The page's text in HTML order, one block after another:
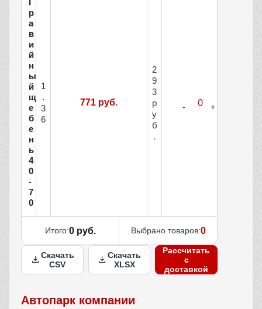
Г
р
а
в
и
й
н
ы
й
щ
е
б
е
н
ь
4
0
-
7
0
1
.
3
6
771 руб.
2
9
3
р
у
б
.
Итого:0 руб. Выбрано товаров:0
Скачать
CSV
Скачать
XLSX
Рассчитать
с
доставкой
Автопарк компании